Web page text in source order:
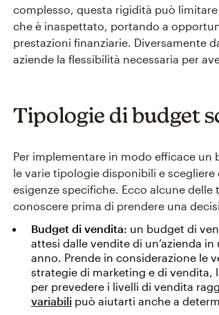
complesso, questa rigidità può
che è inaspettato, portando a
prestazioni finanziarie. Diversamente
aziende la flessibilità necessaria per
Tipologie di budget
Per implementare in modo efficace
le varie tipologie disponibili e
esigenze specifiche. Ecco alcune
conoscere prima di prendere una
Budget di vendita: un budget di
attesi dalle vendite di un’azienda
anno. Prende in considerazione le
strategie di marketing e di vendita,
per prevedere i livelli di vendita
variabili può aiutarti anche a